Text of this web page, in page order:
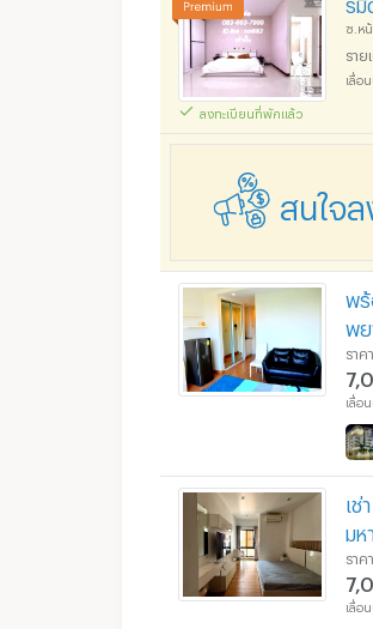
ลงทะเบียนที่พักแล้ว
อพ
ซ.หน้
ราย
สนใจ
พร้
พย
ราค
เช่
มห
ราค